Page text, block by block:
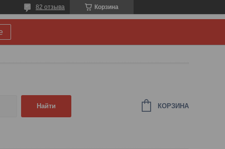
Корзина
82 отзыва
Найти КОРЗИНА